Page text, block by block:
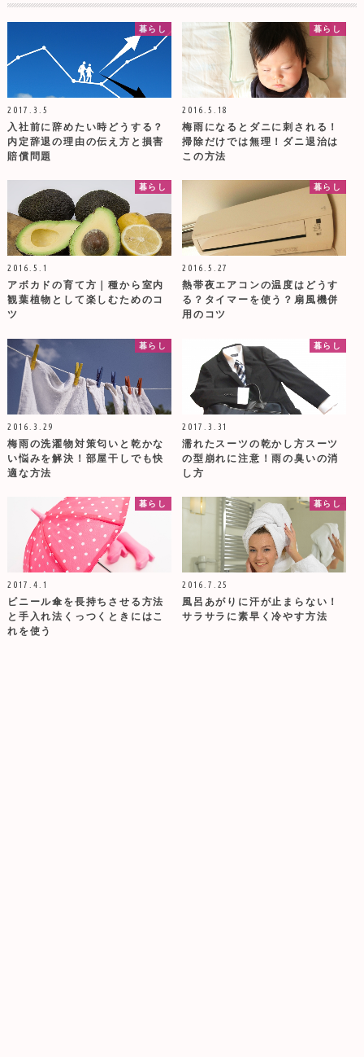
暮らし
2017.3.5
入社前に辞めたい時どうする？
内定辞退の理由の伝え方と損害
賠償問題
暮らし
2016.5.18
梅雨になるとダニに刺される！
掃除だけでは無理！ダニ退治は
この方法
暮らし
2016.5.1
アボカドの育て方｜種から室内
観葉植物として楽しむためのコ
ツ
暮らし
2016.5.27
熱帯夜エアコンの温度はどうす
る？タイマーを使う？扇風機併
用のコツ
暮らし
2016.3.29
梅雨の洗濯物対策匂いと乾かな
い悩みを解決！部屋干しでも快
適な方法
暮らし
2017.3.31
濡れたスーツの乾かし方スーツ
の型崩れに注意！雨の臭いの消
し方
暮らし
2017.4.1
ビニール傘を長持ちさせる方法
と手入れ法くっつくときにはこ
れを使う
暮らし
2016.7.25
風呂あがりに汗が止まらない！
サラサラに素早く冷やす方法